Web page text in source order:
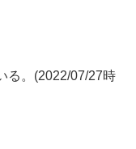
る。(2022/07/27時